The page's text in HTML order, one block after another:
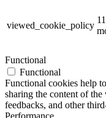
viewed_cookie_policy
11
Functional
Functional
Functional cookies help
sharing the content of
feedbacks, and other
Performance